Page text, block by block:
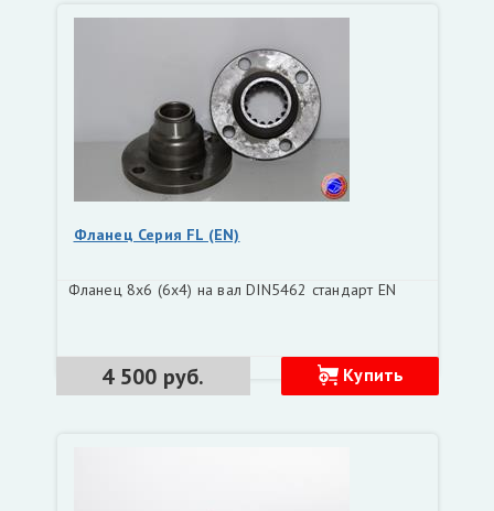
Фланец Серия FL (EN)
Фланец 8х6 (6х4) на вал DIN5462 стандарт EN
4 500 руб. Купить